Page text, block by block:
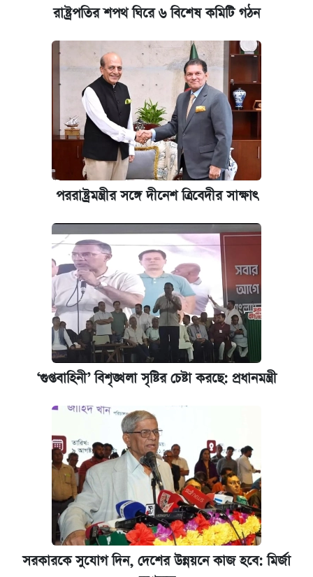
পিএসসিতে আরও চার সদস্য নিয়োগ
কেমব্রিজ বিশ্ববিদ্যালয়ের এমবিএ স্কলারশিপে
আবেদন শুরু
রাষ্ট্রপতির শপথ ঘিরে ৬ বিশেষ কমিটি গঠন
পররাষ্ট্রমন্ত্রীর সঙ্গে দীনেশ ত্রিবেদীর সাক্ষাৎ
‘গুপ্তবাহিনী’ বিশৃঙ্খলা সৃষ্টির চেষ্টা করছে: প্রধানমন্ত্রী
সরকারকে সুযোগ দিন, দেশের উন্নয়নে কাজ হবে: মির্জা